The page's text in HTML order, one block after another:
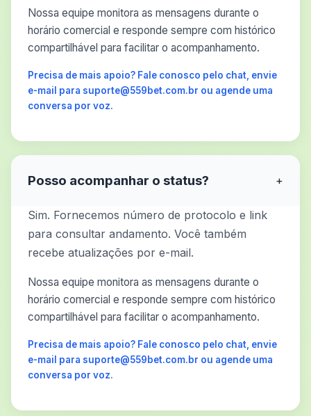
Nossa equipe monitora as mensagens durante o
horário comercial e responde sempre com histórico
compartilhável para facilitar o acompanhamento.
Precisa de mais apoio? Fale conosco pelo chat, envie
e-mail para suporte@559bet.com.br ou agende uma
conversa por voz.
Posso acompanhar o status? +
Sim. Fornecemos número de protocolo e link
para consultar andamento. Você também
recebe atualizações por e-mail.
Nossa equipe monitora as mensagens durante o
horário comercial e responde sempre com histórico
compartilhável para facilitar o acompanhamento.
Precisa de mais apoio? Fale conosco pelo chat, envie
e-mail para suporte@559bet.com.br ou agende uma
conversa por voz.